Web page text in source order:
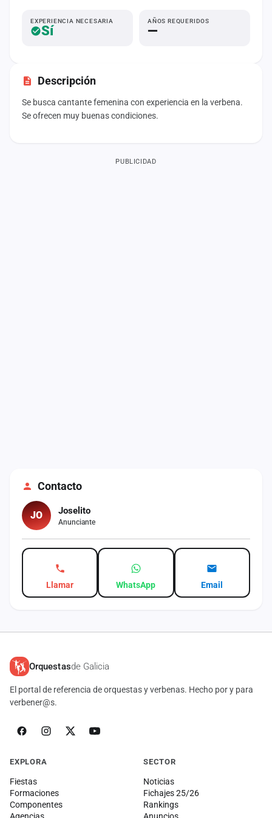
EXPERIENCIA NECESARIA
Sí
AÑOS REQUERIDOS
—
Descripción
Se busca cantante femenina con experiencia en la verbena.
Se ofrecen muy buenas condiciones.
PUBLICIDAD
Contacto
JO Joselito
Anunciante
Llamar WhatsApp Email
Orquestasde Galicia
El portal de referencia de orquestas y verbenas. Hecho por y para
verbener@s.
EXPLORA
Fiestas
Formaciones
Componentes
SECTOR
Noticias
Fichajes 25/26
Rankings
Mapa
fiestas
Agencias